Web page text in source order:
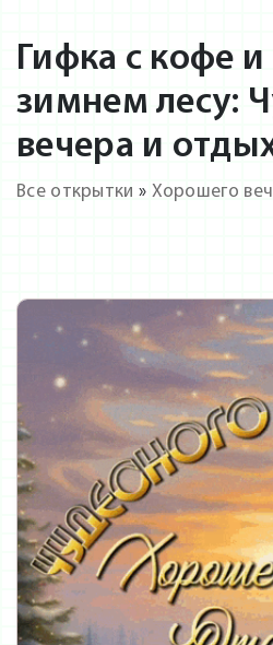
Гифка с кофе
зимнем лесу:
вечера и
Все открытки » Хорошего